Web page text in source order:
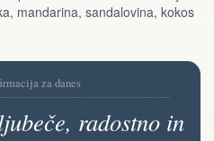
mandarina, sandalovina, kokos
za danes
radostno in